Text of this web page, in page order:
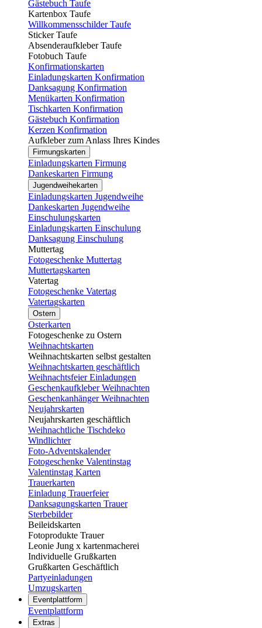
Gästebuch Taufe
Kartenbox Taufe
Willkommensschilder Taufe
Sticker Taufe
Absenderaufkleber Taufe
Fotobuch Taufe
Konfirmationskarten
Einladungskarten Konfirmation
Danksagung Konfirmation
Menükarten Konfirmation
Tischkarten Konfirmation
Gästebuch Konfirmation
Kerzen Konfirmation
Aufkleber zum Anlass Ihres Kindes
Firmungskarten
Einladungskarten Firmung
Dankeskarten Firmung
Jugendweihekarten
Einladungskarten Jugendweihe
Dankeskarten Jugendweihe
Einschulungskarten
Einladungskarten Einschulung
Danksagung Einschulung
Muttertag
Fotogeschenke Muttertag
Muttertagskarten
Vatertag
Fotogeschenke Vatertag
Vatertagskarten
Ostern
Osterkarten
Fotogeschenke zu Ostern
Weihnachtskarten
Weihnachtskarten selbst gestalten
Weihnachtskarten geschäftlich
Weihnachtsfeier Einladungen
Geschenkaufkleber Weihnachten
Geschenkanhänger Weihnachten
Neujahrskarten
Neujahrskarten geschäftlich
Weihnachtliche Tischdeko
Windlichter
Foto-Adventskalender
Fotogeschenke Valentinstag
Valentinstag Karten
Trauerkarten
Einladung Trauerfeier
Danksagungskarten Trauer
Sterbebilder
Beileidskarten
Fotoprodukte Trauer
Leonie Jung x kartenmacherei
Individuelle Grußkarten
Grußkarten Geschäftlich
Partyeinladungen
Umzugskarten
Eventplattform
Eventplattform
Extras